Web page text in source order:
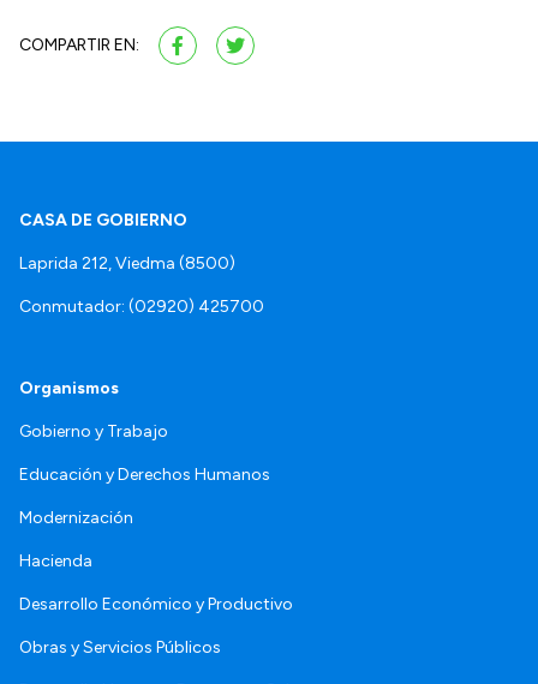
COMPARTIR EN:
CASA DE GOBIERNO
Laprida 212, Viedma (8500)
Conmutador: (02920) 425700
Organismos
Gobierno y Trabajo
Educación y Derechos Humanos
Modernización
Hacienda
Desarrollo Económico y Productivo
Obras y Servicios Públicos